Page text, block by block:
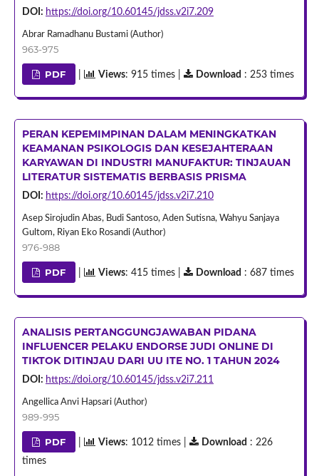
DOI: https://doi.org/10.60145/jdss.v2i7.209
Abrar Ramadhanu Bustami (Author)
963-975
PDF Views: 915 times | Download : 253 times
PERAN KEPEMIMPINAN DALAM MENINGKATKAN
KEAMANAN PSIKOLOGIS DAN KESEJAHTERAAN
KARYAWAN DI INDUSTRI MANUFAKTUR: TINJAUAN
LITERATUR SISTEMATIS BERBASIS PRISMA
DOI: https://doi.org/10.60145/jdss.v2i7.210
Asep Sirojudin Abas, Budi Santoso, Aden Sutisna, Wahyu Sanjaya
Gultom, Riyan Eko Rosandi (Author)
976-988
PDF Views: 415 times | Download : 687 times
ANALISIS PERTANGGUNGJAWABAN PIDANA
INFLUENCER PELAKU ENDORSE JUDI ONLINE DI
TIKTOK DITINJAU DARI UU ITE NO. 1 TAHUN 2024
DOI: https://doi.org/10.60145/jdss.v2i7.211
Angellica Anvi Hapsari (Author)
989-995
PDF Views: 1012 times | Download : 226
times